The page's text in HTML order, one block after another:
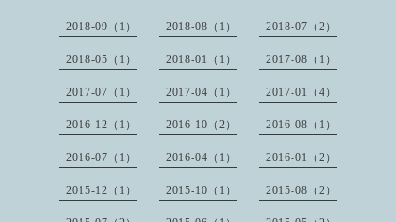
2018-09（1） 2018-08（1） 2018-07（2）
2018-05（1） 2018-01（1） 2017-08（1）
2017-07（1） 2017-04（1） 2017-01（4）
2016-12（1） 2016-10（2） 2016-08（1）
2016-07（1） 2016-04（1） 2016-01（2）
2015-12（1） 2015-10（1） 2015-08（2）